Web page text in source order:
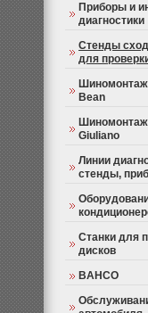
Приборы и
диагностики
Стенды
для
Bean
Giuliano
Линии
стенды,
Станки для
дисков
BAHCO